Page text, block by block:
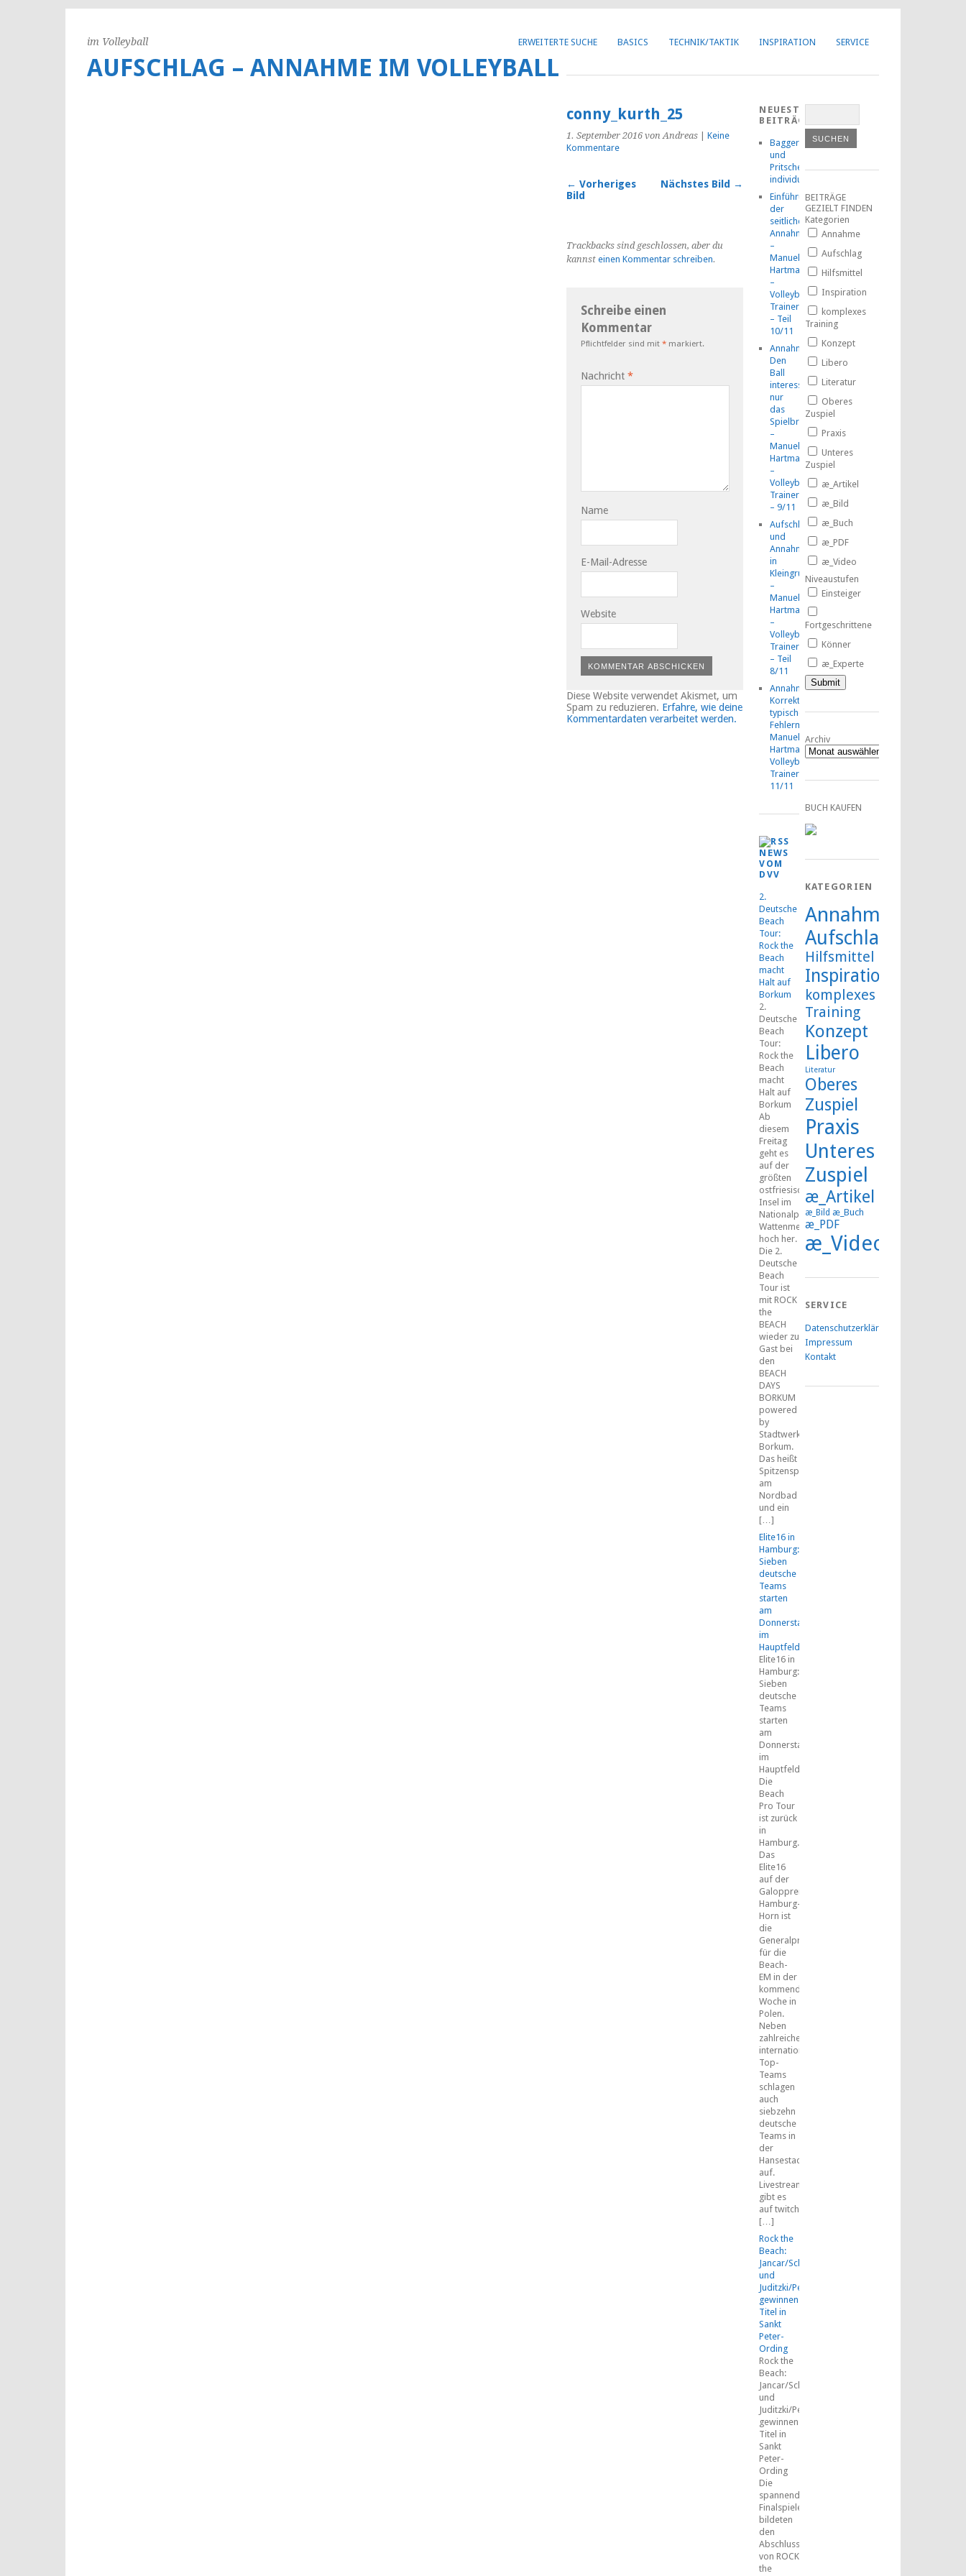
ERWEITERTE SUCHE BASICS TECHNIK/TAKTIK INSPIRATION SERVICE
AUFSCHLAG – ANNAHME IM VOLLEYBALL
im Volleyball
conny_kurth_25
1. September 2016 von Andreas
Keine
Kommentare
← Vorheriges
Bild
Nächstes Bild →
Trackbacks sind geschlossen, aber du
kannst einen Kommentar schreiben.
Schreibe einen
Kommentar
Pflichtfelder sind mit * markiert.
Nachricht *
Name
E-Mail-Adresse
Website
Diese Website verwendet Akismet, um
Spam zu reduzieren. Erfahre, wie deine
Kommentardaten verarbeitet werden.
NEUESTE
BEITRÄGE
Baggern
und
Pritschen
individuell
Einführung
der
seitlichen
Annahmetechnik
–
Manuel
Hartmann
–
Volleyball-
TrainerMOOC
– Teil
10/11
Annahme:
Den
Ball
interessiert
nur
das
Spielbrett!
–
Manuel
Hartmann
–
Volleyball-
TrainerMOOC
– 9/11
Aufschlag
und
Annahme
in
Kleingruppen
–
Manuel
Hartmann
–
Volleyball-
TrainerMOOC
– Teil
8/11
Annahmetraining:
Korrektur
typischer
Fehlermuster,
Manuel
Hartmann,
Volleyball-
TrainerMOOC,
11/11
NEWS
VOM
DVV
2.
Deutsche
Beach
Tour:
Rock the
Beach
macht
Halt auf
Borkum
2.
Deutsche
Beach
Tour:
Rock the
Beach
macht
Halt auf
Borkum
Ab
diesem
Freitag
geht es
auf der
größten
ostfriesischen
Insel im
Nationalpark
Wattenmeer
hoch her.
Die 2.
Deutsche
Beach
Tour ist
mit ROCK
the
BEACH
wieder zu
Gast bei
den
BEACH
DAYS
BORKUM
powered
by
Stadtwerke
Borkum.
Das heißt
Spitzensport
am
Nordbad
und ein
[…]
Elite16 in
Hamburg:
Sieben
deutsche
Teams
starten
am
Donnerstag
im
Hauptfeld
Elite16 in
Hamburg:
Sieben
deutsche
Teams
starten
am
Donnerstag
im
Hauptfeld
Die
Beach
Pro Tour
ist zurück
in
Hamburg.
Das
Elite16
auf der
Galopprennbahn
Hamburg-
Horn ist
die
Generalprobe
für die
Beach-
EM in der
kommenden
Woche in
Polen.
Neben
zahlreichen
internationalen
Top-
Teams
schlagen
auch
siebzehn
deutsche
Teams in
der
Hansestadt
auf.
Livestreams
gibt es
auf twitch
[…]
Rock the
Beach:
Jancar/Schäkel
und
Juditzki/Peemüller
gewinnen
Titel in
Sankt
Peter-
Ording
Rock the
Beach:
Jancar/Schäkel
und
Juditzki/Peemüller
gewinnen
Titel in
Sankt
Peter-
Ording
Die
spannenden
Finalspiele
bildeten
den
Abschluss
von ROCK
the
BEITRÄGE
GEZIELT FINDEN
Kategorien
Annahme
Aufschlag
Hilfsmittel
Inspiration
komplexes
Training
Konzept
Libero
Literatur
Oberes
Zuspiel
Praxis
Unteres
Zuspiel
æ_Artikel
æ_Bild
æ_Buch
æ_PDF
æ_Video
Niveaustufen
Einsteiger
Fortgeschrittene
Könner
æ_Experte
Archiv
BUCH KAUFEN
KATEGORIEN
Annahme
Aufschlag
Hilfsmittel
Inspiration
komplexes
Training
Konzept
Libero
Literatur
Oberes
Zuspiel
Praxis
Unteres
Zuspiel
æ_Artikel
æ_Bild æ_Buch
æ_PDF
æ_Video
SERVICE
Datenschutzerklärung
Impressum
Kontakt